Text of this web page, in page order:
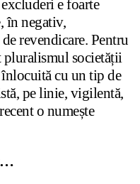
excluderi e foarte
în negativ,
revendicare. Pentru
pluralismul societății
cu un tip de
pe linie, vigilentă,
o numește